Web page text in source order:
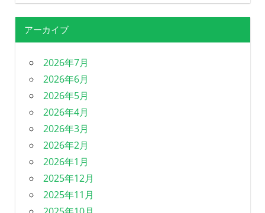
アーカイブ
2026年7月
2026年6月
2026年5月
2026年4月
2026年3月
2026年2月
2026年1月
2025年12月
2025年11月